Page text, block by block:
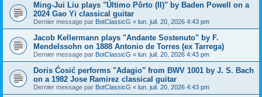
Ming-Jui Liu plays "Último Pôrto (II)" by Baden Powell on a
2024 Gao Yi classical guitar
Dernier message par BotClassicG « lun. juil. 20, 2026 4:43 pm
Jacob Kellermann plays "Andante Sostenuto" by F.
Mendelssohn on 1888 Antonio de Torres (ex Tarrega)
Dernier message par BotClassicG « lun. juil. 20, 2026 4:43 pm
Doris Ćosić performs "Adagio" from BWV 1001 by J. S. Bach
on a 1982 Jose Ramirez classical guitar
Dernier message par BotClassicG « lun. juil. 20, 2026 4:43 pm